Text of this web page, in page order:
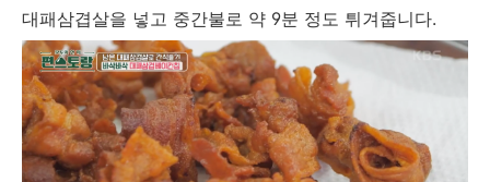
대패삼겹살을 넣고 중간불로 약 9분 정도 튀겨줍니다.